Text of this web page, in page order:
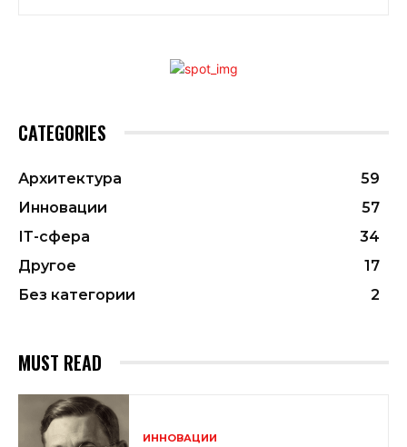
CATEGORIES
Архитектура
59
Инновации
57
ІТ-сфера
34
Другое
17
Без категории
2
MUST READ
ИННОВАЦИИ